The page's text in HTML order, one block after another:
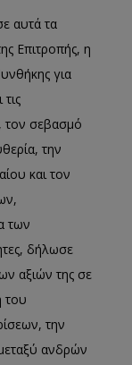
αυτά τα
Επιτροπής, η
για
τον σεβασμό
την
και τον
των
δήλωσε
αξιών της σε
του
την
ανδρών